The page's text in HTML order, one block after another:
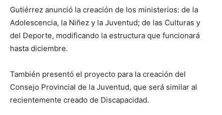
Gutiérrez anunció la creación de los ministerios: de la
Adolescencia, la Niñez y la Juventud; de las Culturas y
del Deporte, modificando la estructura que funcionará
hasta diciembre.
También presentó el proyecto para la creación del
Consejo Provincial de la Juventud, que será similar al
recientemente creado de Discapacidad.